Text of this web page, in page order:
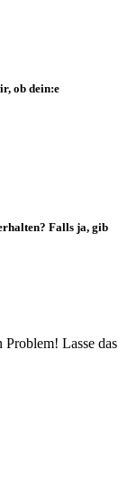
ob dein:e
Falls ja, gib
Lasse das